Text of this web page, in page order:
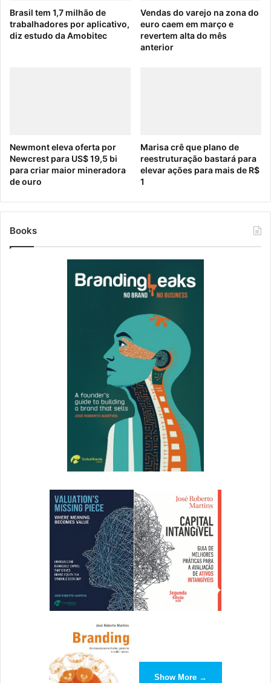
Brasil tem 1,7 milhão de
trabalhadores por aplicativo,
diz estudo da Amobitec
Vendas do varejo na zona do
euro caem em março e
revertem alta do mês
anterior
Newmont eleva oferta por
Newcrest para US$ 19,5 bi
para criar maior mineradora
de ouro
Marisa crê que plano de
reestruturação bastará para
elevar ações para mais de R$
1
Books
Show More →